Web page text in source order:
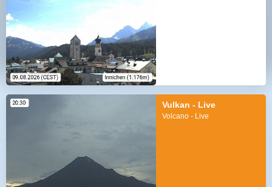
Vulkan - Live
Volcano - Live